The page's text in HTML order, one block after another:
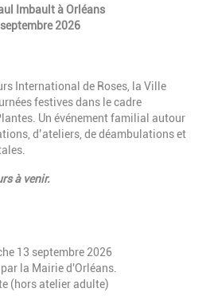
Imbault à Orléans
2026
International de Roses, la Ville
festives dans le cadre
Un événement familial autour
d’ateliers, de déambulations et
à venir.
13 septembre 2026
la Mairie d'Orléans.
(hors atelier adulte)